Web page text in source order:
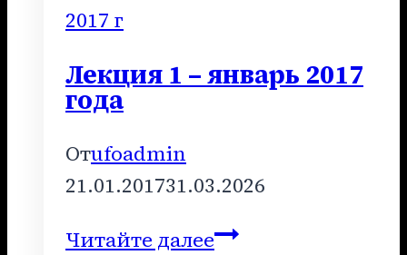
2017 г
Лекция 1 – январь 2017
года
Отufoadmin
21.01.201731.03.2026
Читайте далееЛекция